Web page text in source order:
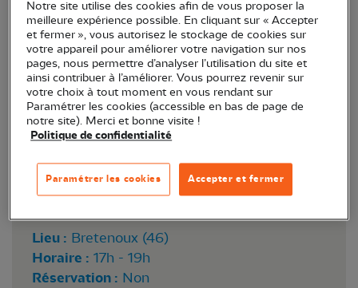
Hirondelle de fenêtres _ Francis TARRIEU
Lieu : Bretenoux (46)
Horaire : 17h - 19h
Réservation : Non
Notre site utilise des cookies afin de vous proposer la
meilleure expérience possible. En cliquant sur « Accepter
et fermer », vous autorisez le stockage de cookies sur
votre appareil pour améliorer votre navigation sur nos
pages, nous permettre d’analyser l’utilisation du site et
ainsi contribuer à l’améliorer. Vous pourrez revenir sur
votre choix à tout moment en vous rendant sur
Paramétrer les cookies (accessible en bas de page de
notre site). Merci et bonne visite !
Politique de confidentialité
Accepter et fermer
Paramétrer les cookies